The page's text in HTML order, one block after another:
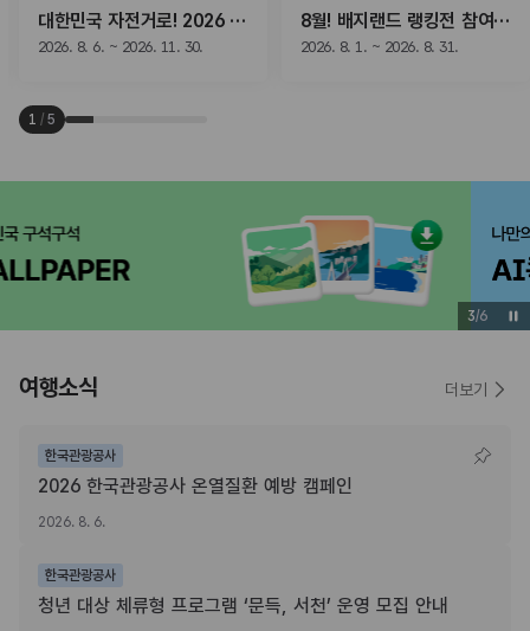
대한민국 자전거로! 2026 동네방네 라이딩
2026. 8. 6. ~ 2026. 11. 30.
8월! 배지랜드 랭킹전 참여하고, 선물받자!
2026. 8. 1. ~ 2026. 8. 31.
1 / 5
3/6
여행소식
한국관광공사
2026 한국관광공사 온열질환 예방 캠페인
2026. 8. 6.
한국관광공사
청년 대상 체류형 프로그램 ‘문득, 서천’ 운영 모집 안내
더보기